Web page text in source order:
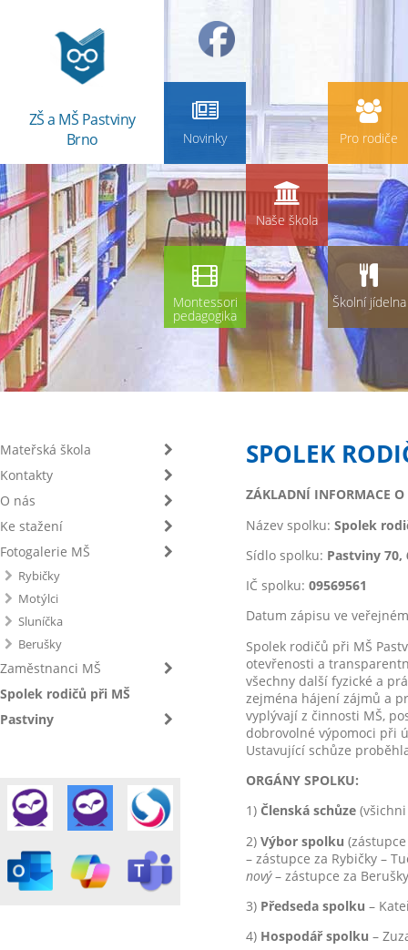
ZŠ a MŠ Pastviny
Brno
Novinky Pro rodiče
Naše škola
Montessori
pedagogika
Školní jídelna
Mateřská škola
Kontakty
O nás
Ke stažení
Fotogalerie MŠ
Rybičky
Motýlci
Sluníčka
Berušky
Zaměstnanci MŠ
Spolek rodičů při MŠ
Pastviny
SPOLEK
ZÁKLADNÍ INFORMACE O
Název spolku: Spolek
Sídlo spolku: Pastviny
IČ spolku: 09569561
Datum zápisu ve
Spolek rodičů při MŠ
otevřenosti a
všechny další fyzické a
zejména hájení zájmů a
vyplývají z činnosti MŠ,
dobrovolné výpomoci při
Ustavující schůze
ORGÁNY SPOLKU:
1) Členská schůze
2) Výbor spolku
– zástupce za Rybičky –
nový– zástupce za
3) Předseda spolku –
4) Hospodář spolku –